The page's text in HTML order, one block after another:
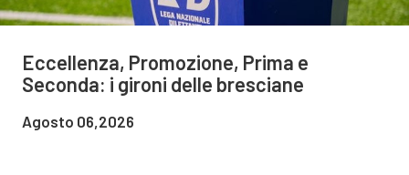
Eccellenza, Promozione, Prima e
Seconda: i gironi delle bresciane
Agosto 06,2026